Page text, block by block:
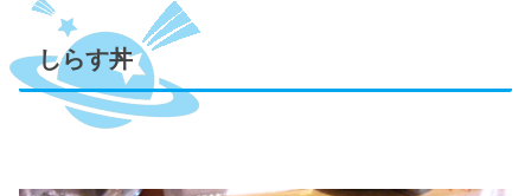
しらす丼